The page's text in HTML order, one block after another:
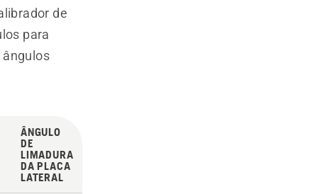
de
para
ângulos
ÂNGULO
DE
LIMADURA
DA PLACA
LATERAL